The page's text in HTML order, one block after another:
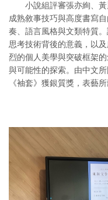
小說組評審張亦絢、黃
成熟敘事技巧與高度書寫
奏、語言風格與文類特質
思考技術背後的意義，以
烈的個人美學與突破框架
與可能性的探索。由中文
《袖套》獲銀質獎，表藝